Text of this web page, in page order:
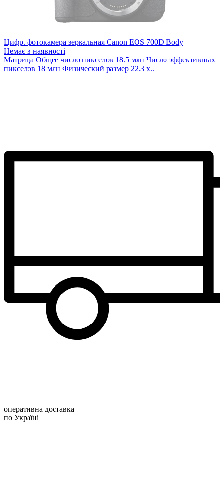
Цифр. фотокамера зеркальная Canon EOS 700D Body
Немає в наявності
Матрица Общее число пикселов 18.5 млн Число эффективных
пикселов 18 млн Физический размер 22.3 х..
оперативна доставка
по Україні